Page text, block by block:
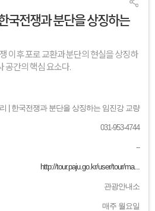
국전쟁과 분단을 상징하는
이후 포로 교환과 분단의 현실을 상징하
공간의 핵심 요소다.
| 한국전쟁과 분단을 상징하는 임진강 교량
031-953-4744
--
http://tour.paju.go.kr/user/tour/ma...
관광안내소
매주 월요일